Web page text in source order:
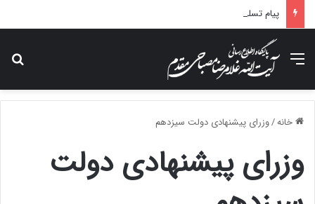
منو
خانه/وزرای پیشنهادی دولت سیزدهم
وزرای پیشنهادی دولت